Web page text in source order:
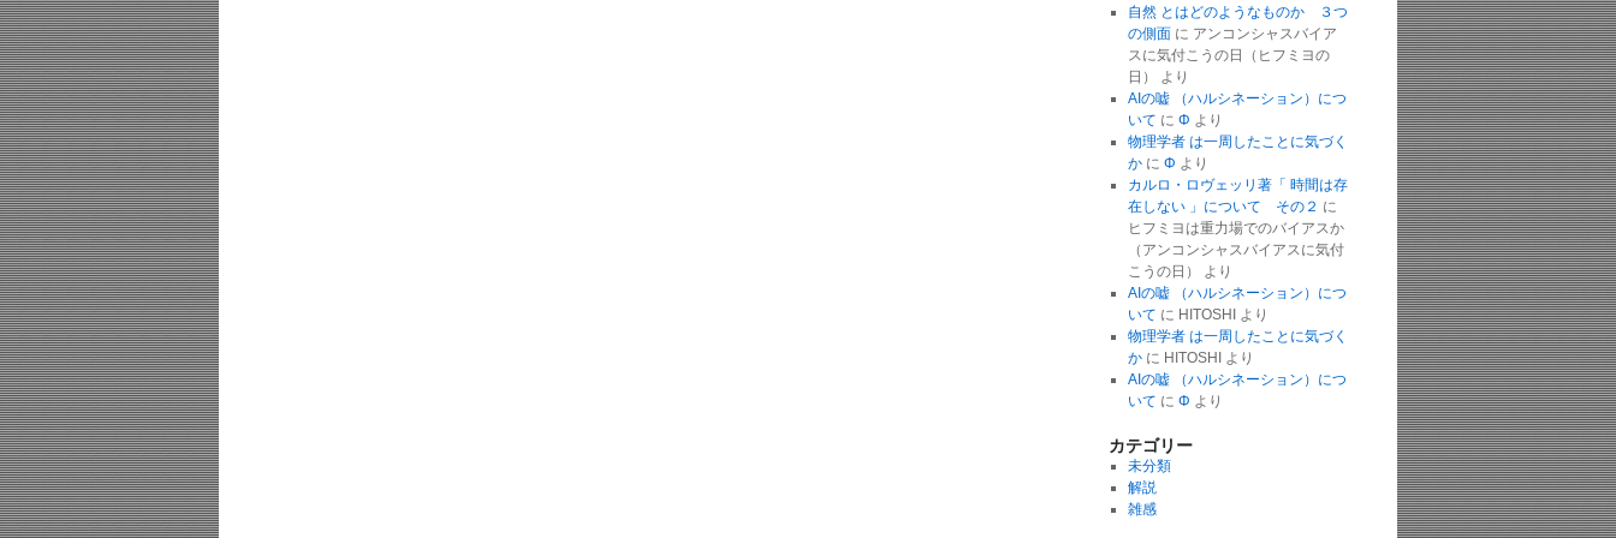
自然 とはどのようなものか ３つ
の側面に アンコンシャスバイア
スに気付こうの日（ヒフミヨの
日）
より
AIの嘘 （ハルシネーション）につ
いて に Φ より
物理学者 は一周したことに気づく
かに Φ より
カルロ・ロヴェッリ著「 時間は存
在しない 」について その２ に
ヒフミヨは重力場でのバイアスか
（アンコンシャスバイアスに気付
こうの日）
より
AIの嘘 （ハルシネーション）につ
いて に HITOSHI
より
物理学者 は一周したことに気づく
かに HITOSHI
より
AIの嘘 （ハルシネーション）につ
いて に Φ より
カテゴリー
未分類
解説
雑感